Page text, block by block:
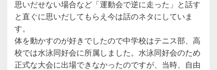
思いだせない場合など「運動会で逆に走った」と話す
と直ぐに思いだしてもらえ今は話のネタにしていま
す。
体を動かすのが好きでしたので中学校はテニス部、高
校では水泳同好会に所属しました。水泳同好会のため
正式な大会に出場できなかったのですが、当時、自由